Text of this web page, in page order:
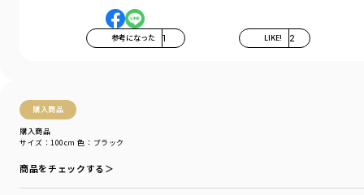
参考になった 1 LIKE! 2
購入商品
購入商品
サイズ：100cm 色：ブラック
商品をチェックする＞
本体部分「綿107％」使用。
「吸汗性」にすぐれ「肌ざわりが良い」
製作委員会
-----
伸縮性：あり